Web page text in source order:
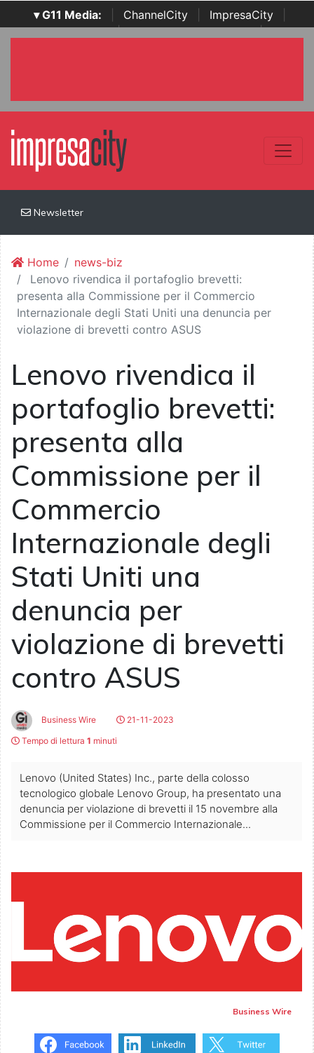
▾ G11 Media: ChannelCity ImpresaCity
SecurityOpenLab | Italian Channel Awards | Italian
Newsletter
Home
news-biz
Lenovo rivendica il portafoglio brevetti:
presenta alla Commissione per il Commercio
Internazionale degli Stati Uniti una denuncia per
violazione di brevetti contro ASUS
Lenovo rivendica il
portafoglio brevetti:
presenta alla
Commissione per il
Commercio
Internazionale degli
Stati Uniti una
denuncia per
violazione di brevetti
contro ASUS
Business Wire
21-11-2023
Tempo di lettura 1 minuti
Lenovo (United States) Inc., parte della colosso
tecnologico globale Lenovo Group, ha presentato una
denuncia per violazione di brevetti il 15 novembre alla
Commissione per il Commercio Internazionale...
Business Wire